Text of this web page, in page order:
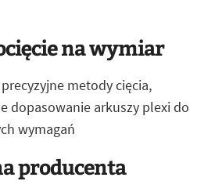
na wymiar
metody cięcia,
dopasowanie arkuszy plexi do
wymagań
producenta